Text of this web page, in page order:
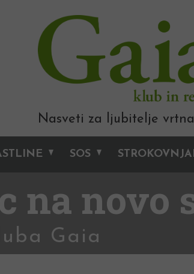
Nasveti za ljubitelje
SOS
na novo
Gaia